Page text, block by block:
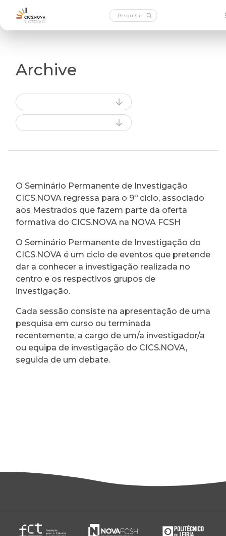
Archive
O Seminário Permanente de Investigação
CICS.NOVA regressa para o 9º ciclo, associado
aos Mestrados que fazem parte da oferta
formativa do CICS.NOVA na NOVA FCSH
O Seminário Permanente de Investigação do
CICS.NOVA é um ciclo de eventos que pretende
dar a conhecer a investigação realizada no
centro e os respectivos grupos de
investigação.
Cada sessão consiste na apresentação de uma
pesquisa em curso ou terminada
recentemente, a cargo de um/a investigador/a
ou equipa de investigação do CICS.NOVA,
seguida de um debate.